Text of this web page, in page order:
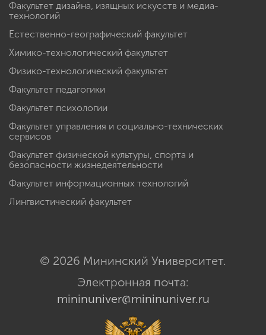
Факультет дизайна, изящных искусств и медиа-
технологий
Естественно-географический факультет
Химико-технологический факультет
Физико-технологический факультет
Факультет педагогики
Факультет психологии
Факультет управления и социально-технических
сервисов
Факультет физической культуры, спорта и
безопасности жизнедеятельности
Факультет информационных технологий
Лингвистический факультет
© 2026 Мининский Университет.
Электронная почта:
mininuniver@mininuniver.ru